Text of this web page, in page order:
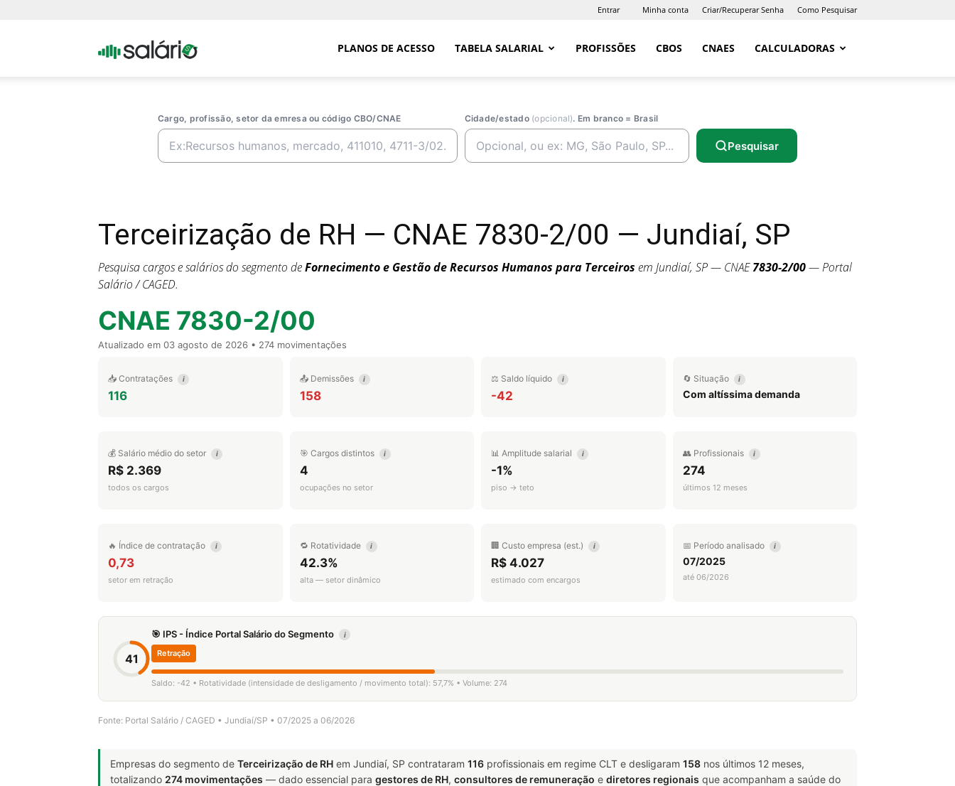
Entrar Minha conta Criar/Recuperar Senha Como Pesquisar
Portal PLANOS DE ACESSO TABELA SALARIAL PROFISSÕES CBOS CNAES CALCULADORAS
Cargo, profissão, setor da emresa ou código CBO/CNAE Cidade/estado (opcional). Em branco = Brasil
Pesquisar
Terceirização de RH — CNAE 7830-2/00 — Jundiaí, SP
Pesquisa cargos e salários do segmento deFornecimento e Gestão de Recursos Humanos para Terceiros em Jundiaí, SP — CNAE7830-2/00— Portal
Salário / CAGED.
CNAE 7830-2/00
Atualizado em 03 agosto de 2026 • 274 movimentações
📥 Contratações i
116
📤 Demissões i
158
⚖️ Saldo líquido i
-42
🔄 Situação i
Com altíssima demanda
💰 Salário médio do setor i
R$ 2.369
todos os cargos
🎯 Cargos distintos i
4
ocupações no setor
📊 Amplitude salarial i
-1%
piso → teto
👥 Profissionais i
274
últimos 12 meses
🔥 Índice de contratação i
0,73
setor em retração
🔁 Rotatividade i
42.3%
alta — setor dinâmico
🏢 Custo empresa (est.) i
R$ 4.027
estimado com encargos
📅 Período analisado i
07/2025
até 06/2026
41
🎯 IPS - Índice Portal Salário do Segmento i
Retração
Saldo: -42 • Rotatividade (intensidade de desligamento / movimento total): 57,7% • Volume: 274
Fonte: Portal Salário / CAGED • Jundiaí/SP • 07/2025 a 06/2026
Empresas do segmento de Terceirização de RH em Jundiaí, SP contrataram 116 profissionais em regime CLT e desligaram 158 nos últimos 12 meses,
totalizando 274 movimentações — dado essencial para gestores de RH, consultores de remuneração e diretores regionais que acompanham a saúde do